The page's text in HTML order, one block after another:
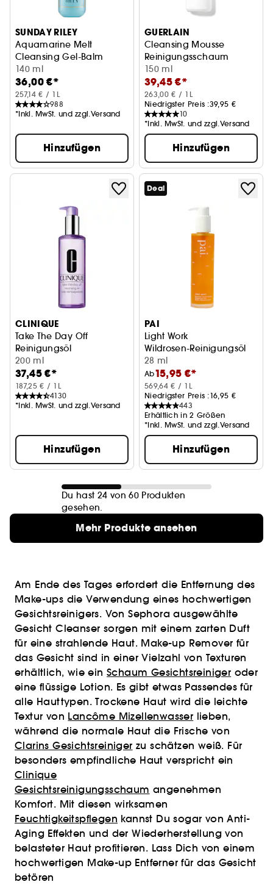
SUNDAY RILEY
Aquamarine Melt
Cleansing Gel-Balm
Reinigungsgel
140 ml
36,00 €*
257,14 € / 1L
988
*Inkl. MwSt. und zzgl.Versand
Hinzufügen
GUERLAIN
Cleansing Mousse
Reinigungsschaum
150 ml
39,45 €*
263,00 € / 1L
Niedrigster Preis :39,95 €
10
*Inkl. MwSt. und zzgl.Versand
Hinzufügen
CLINIQUE
Take The Day Off
Reinigungsöl
200 ml
37,45 €*
187,25 € / 1L
4130
*Inkl. MwSt. und zzgl.Versand
Hinzufügen
Deal
PAI
Light Work
Wildrosen-Reinigungsöl
28 ml
Ab15,95 €*
569,64 € / 1L
Niedrigster Preis :16,95 €
443
Erhältlich in 2 Größen
*Inkl. MwSt. und zzgl.Versand
Hinzufügen
Du hast 24 von 60 Produkten
gesehen.
Mehr Produkte ansehen
Am Ende des Tages erfordert die Entfernung des
Make-ups die Verwendung eines hochwertigen
Gesichtsreinigers. Von Sephora ausgewählte
Gesicht Cleanser sorgen mit einem zarten Duft
für eine strahlende Haut. Make-up Remover für
das Gesicht sind in einer Vielzahl von Texturen
erhältlich, wie ein Schaum Gesichtsreiniger oder
eine flüssige Lotion. Es gibt etwas Passendes für
alle Hauttypen. Trockene Haut wird die leichte
Textur von Lancôme Mizellenwasser lieben,
während die normale Haut die Frische von
Clarins Gesichtsreiniger zu schätzen weiß. Für
besonders empfindliche Haut verspricht ein
Clinique
Gesichtsreinigungsschaum angenehmen
Komfort. Mit diesen wirksamen
Feuchtigkeitspflegen kannst Du sogar von Anti-
Aging Effekten und der Wiederherstellung von
belasteter Haut profitieren. Lass Dich von einem
hochwertigen Make-up Entferner für das Gesicht
betören